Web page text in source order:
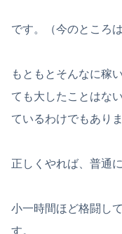
です。（今のところは
もともとそんなに稼
ても大したことはな
ているわけでもありま
正しくやれば、普通
小一時間ほど格闘し
す。